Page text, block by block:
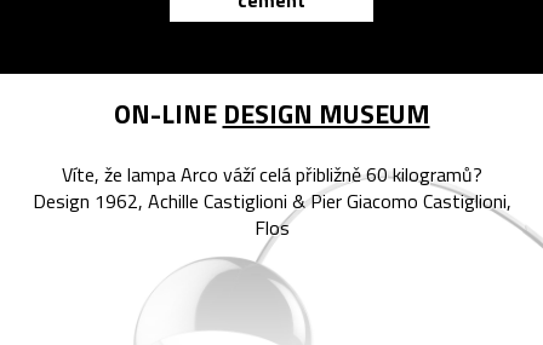
ON-LINE DESIGN MUSEUM
Víte, že lampa Arco váží celá přibližně 60 kilogramů?
Design 1962, Achille Castiglioni & Pier Giacomo Castiglioni,
Flos